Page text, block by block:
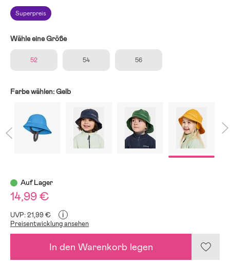
Superpreis
Wähle eine Größe
52 54 56
Farbe wählen:Gelb
Auf Lager
14,99 €
UVP: 21,99 € i
Preisentwicklung ansehen
In den Warenkorb legen